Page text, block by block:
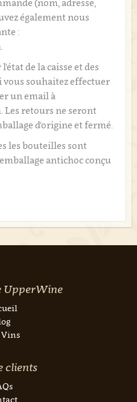
(nom, adresse,
également nous
:
de la caisse et des
vous souhaitez effectuer
un email à
Les retours ne seront
d'origine et fermé.
les bouteilles sont
antichoc conçu
UpperWine
Vins
clients